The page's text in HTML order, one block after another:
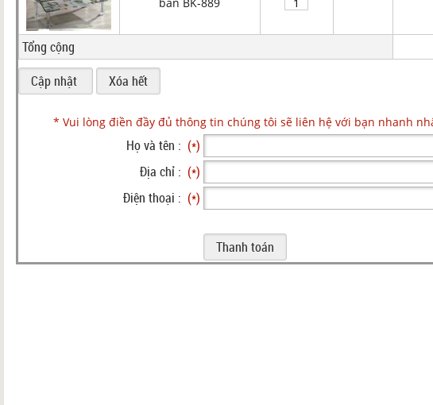
Tổng cộng
* Vui lòng điền đầy đủ thông tin chúng tôi sẽ liên hệ với bạn nhanh
Họ và tên : (*)
Địa chỉ : (*)
Điện thoại : (*)